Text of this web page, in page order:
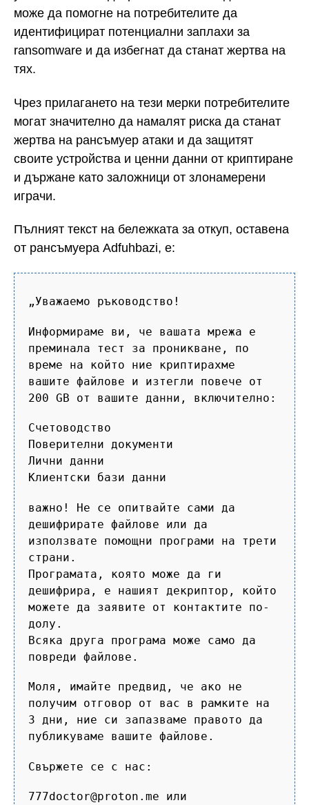
може да помогне на потребителите да
идентифицират потенциални заплахи за
ransomware и да избегнат да станат жертва на
тях.
Чрез прилагането на тези мерки потребителите
могат значително да намалят риска да станат
жертва на рансъмуер атаки и да защитят
своите устройства и ценни данни от криптиране
и държане като заложници от злонамерени
играчи.
Пълният текст на бележката за откуп, оставена
от рансъмуера Adfuhbazi, е:
„Уважаемо ръководство!
Информираме ви, че вашата мрежа е
преминала тест за проникване, по
време на който ние криптирахме
вашите файлове и изтегли повече от
200 GB от вашите данни, включително:
Счетоводство
Поверителни документи
Лични данни
Клиентски бази данни
важно! Не се опитвайте сами да
дешифрирате файлове или да
използвате помощни програми на трети
страни.
Програмата, която може да ги
дешифрира, е нашият декриптор, който
можете да заявите от контактите по-
долу.
Всяка друга програма може само да
повреди файлове.
Моля, имайте предвид, че ако не
получим отговор от вас в рамките на
3 дни, ние си запазваме правото да
публикуваме вашите файлове.
Свържете се с нас:
777doctor@proton.me или